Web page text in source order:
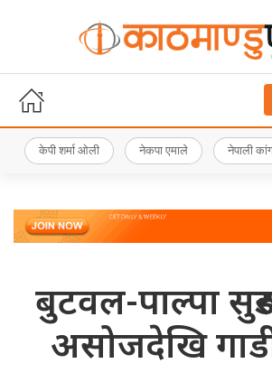
केपी शर्मा ओली नेकपा एमाले नेपाली
बुटवल-पाल्पा
असोजदेखि